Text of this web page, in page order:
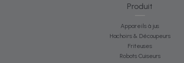
Produit
Appareils à jus
Hachoirs & Découpeurs
Friteuses
Robots Cuiseurs